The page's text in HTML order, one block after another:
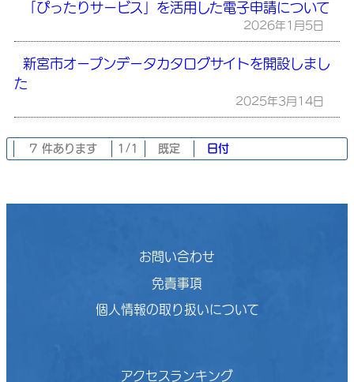
「ぴったりサービス」を活用した電子申請について
2026年1月5日
新宮市オープンデータカタログサイトを開設しまし
た
2025年3月14日
7 件あります 1/1 既定 日付
お問い合わせ
免責事項
個人情報の取り扱いについて
アクセスランキング